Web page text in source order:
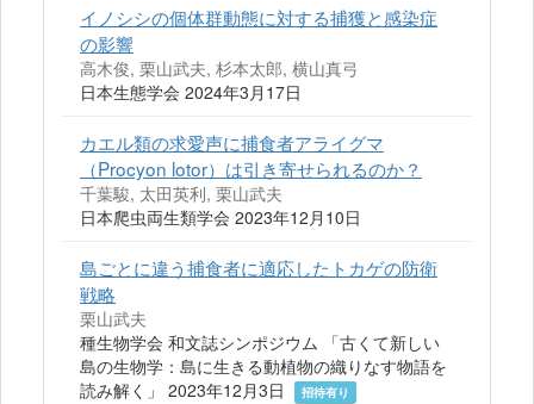
イノシシの個体群動態に対する捕獲と感染症
の影響
高木俊, 栗山武夫, 杉本太郎, 横山真弓
日本生態学会 2024年3月17日
カエル類の求愛声に捕食者アライグマ
（Procyon lotor）は引き寄せられるのか？
千葉駿, 太田英利, 栗山武夫
日本爬虫両生類学会 2023年12月10日
島ごとに違う捕食者に適応したトカゲの防衛
戦略
栗山武夫
種生物学会 和文誌シンポジウム 「古くて新しい
島の生物学：島に生きる動植物の織りなす物語を
読み解く」 2023年12月3日
招待有り